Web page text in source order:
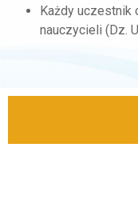
Każdy uczestnik
nauczycieli (Dz.